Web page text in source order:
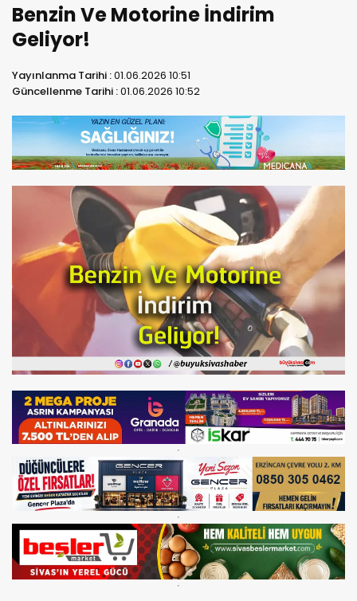
Benzin Ve Motorine İndirim
Geliyor!
Yayınlanma Tarihi :01.06.2026 10:51
Güncellenme Tarihi :01.06.2026 10:52